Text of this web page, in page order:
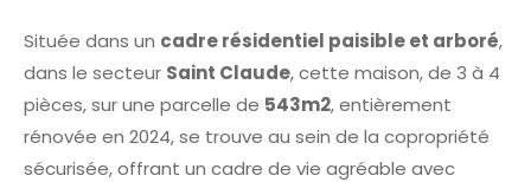
Située dans un cadre résidentiel paisible et arboré,
dans le secteur Saint Claude, cette maison, de 3 à 4
pièces, sur une parcelle de 543m2, entièrement
rénovée en 2024, se trouve au sein de la copropriété
sécurisée, offrant un cadre de vie agréable avec